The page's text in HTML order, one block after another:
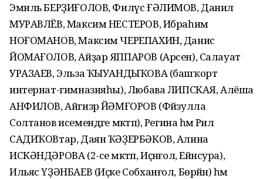
Эмиль БЕРҘИҒОЛОВ, Филүс ҒӘЛИМОВ, Данил
МУРАВЛЁВ, Максим НЕСТЕРОВ, Ибраһим
НОҒОМАНОВ, Максим ЧЕРЕПАХИН, Данис
ЙОМАҒОЛОВ, Айҙар ЯППАРОВ (Арсен), Салауат
УРАЗАЕВ, Эльза ҠЫУАНДЫҠОВА (башҡорт
интернат-гимназияһы), Любава ЛИПСКАЯ, Алёша
АНФИЛОВ, Айгизәр ЙӘМҒОРОВ (Фәйзулла
Солтанов исемендәге мәктәп), Регина һәм Рәил
САДИҠОВтар, Даян ҠӘҘЕРБӘКОВ, Алина
ИСКӘНДӘРОВА (2-се мәктәп, Иҫәнғол, Ейәнсура),
Ильяс ҮҘӘНБАЕВ (Иҫке Собханғол, Бөрйән) һәм